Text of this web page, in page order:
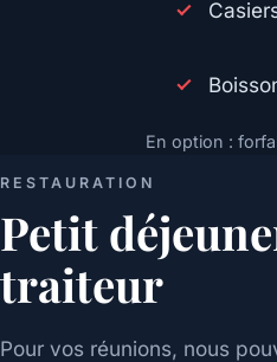
En option :
RESTAURATION
Petit
traiteur
Pour vos réunions, nous